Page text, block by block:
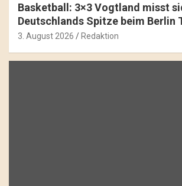
Basketball: 3×3 Vogtland misst
Deutschlands Spitze beim Berlin
3. August 2026 Redaktion